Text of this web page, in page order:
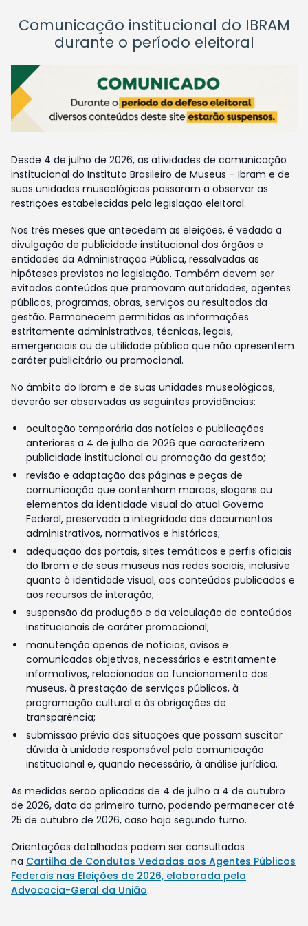
Comunicação institucional do IBRAM
durante o período eleitoral
Desde 4 de julho de 2026, as atividades de comunicação
institucional do Instituto Brasileiro de Museus – Ibram e de
suas unidades museológicas passaram a observar as
restrições estabelecidas pela legislação eleitoral.
Nos três meses que antecedem as eleições, é vedada a
divulgação de publicidade institucional dos órgãos e
entidades da Administração Pública, ressalvadas as
hipóteses previstas na legislação. Também devem ser
evitados conteúdos que promovam autoridades, agentes
públicos, programas, obras, serviços ou resultados da
gestão. Permanecem permitidas as informações
estritamente administrativas, técnicas, legais,
emergenciais ou de utilidade pública que não apresentem
caráter publicitário ou promocional.
No âmbito do Ibram e de suas unidades museológicas,
deverão ser observadas as seguintes providências:
ocultação temporária das notícias e publicações
anteriores a 4 de julho de 2026 que caracterizem
publicidade institucional ou promoção da gestão;
revisão e adaptação das páginas e peças de
comunicação que contenham marcas, slogans ou
elementos da identidade visual do atual Governo
Federal, preservada a integridade dos documentos
administrativos, normativos e históricos;
adequação dos portais, sites temáticos e perfis oficiais
do Ibram e de seus museus nas redes sociais, inclusive
quanto à identidade visual, aos conteúdos publicados e
aos recursos de interação;
suspensão da produção e da veiculação de conteúdos
institucionais de caráter promocional;
manutenção apenas de notícias, avisos e
comunicados objetivos, necessários e estritamente
informativos, relacionados ao funcionamento dos
museus, à prestação de serviços públicos, à
programação cultural e às obrigações de
transparência;
submissão prévia das situações que possam suscitar
dúvida à unidade responsável pela comunicação
institucional e, quando necessário, à análise jurídica.
As medidas serão aplicadas de 4 de julho a 4 de outubro
de 2026, data do primeiro turno, podendo permanecer até
25 de outubro de 2026, caso haja segundo turno.
Orientações detalhadas podem ser consultadas
na Cartilha de Condutas Vedadas aos Agentes Públicos
Federais nas Eleições de 2026, elaborada pela
Advocacia-Geral da União.